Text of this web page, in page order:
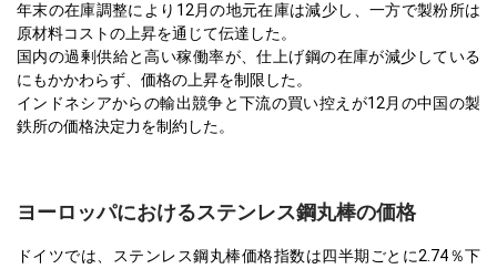
年末の在庫調整により12月の地元在庫は減少し、一方で製粉所は
原材料コストの上昇を通じて伝達した。
国内の過剰供給と高い稼働率が、仕上げ鋼の在庫が減少している
にもかかわらず、価格の上昇を制限した。
インドネシアからの輸出競争と下流の買い控えが12月の中国の製
鉄所の価格決定力を制約した。
ヨーロッパにおけるステンレス鋼丸棒の価格
ドイツでは、ステンレス鋼丸棒価格指数は四半期ごとに2.74％下